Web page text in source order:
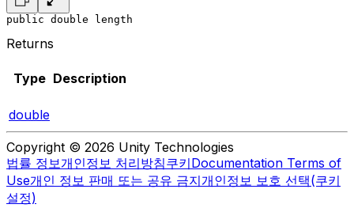
public double length
Returns
Type Description
double
Copyright © 2026 Unity Technologies
법률 정보개인정보 처리방침쿠키Documentation Terms of
Use개인 정보 판매 또는 공유 금지개인정보 보호 선택(쿠키
설정)